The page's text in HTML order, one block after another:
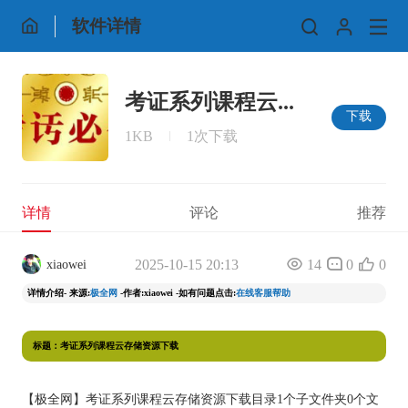
软件详情
考证系列课程云...
1KB 1次下载
下载
详情 评论 推荐
xiaowei 2025-10-15 20:13 14 0 0
详情介绍- 来源:极全网 -作者:xiaowei -如有问题点击:在线客服帮助
标题：考证系列课程云存储资源下载
【极全网 】考证系列课程云存储资源下载目录1个子文件夹0个文